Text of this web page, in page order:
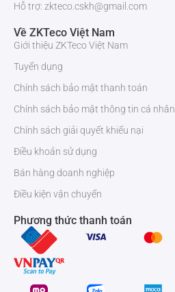
Hỗ trợ: zkteco.cskh@gmail.com
Về ZKTeco Việt Nam
Giới thiệu ZKTeco Việt Nam
Tuyển dụng
Chính sách bảo mật thanh toán
Chính sách bảo mật thông tin cá nhân
Chính sách giải quyết khiếu nại
Điều khoản sử dụng
Bán hàng doanh nghiệp
Điều kiện vận chuyển
Phương thức thanh toán